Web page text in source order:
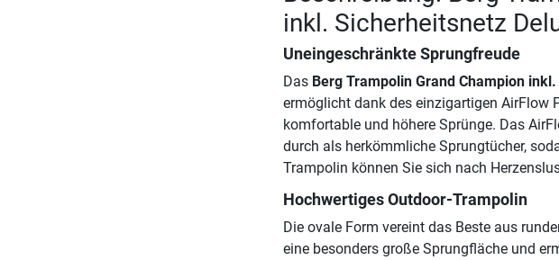
inkl. Sicherheitsnetz
Uneingeschränkte Sprungfreude
Das Berg Trampolin Grand Champion
ermöglicht dank des einzigartigen AirFlow
komfortable und höhere Sprünge. Das
durch als herkömmliche Sprungtücher,
Trampolin können Sie sich nach
Hochwertiges Outdoor-Trampolin
Die ovale Form vereint das Beste aus
eine besonders große Sprungfläche und